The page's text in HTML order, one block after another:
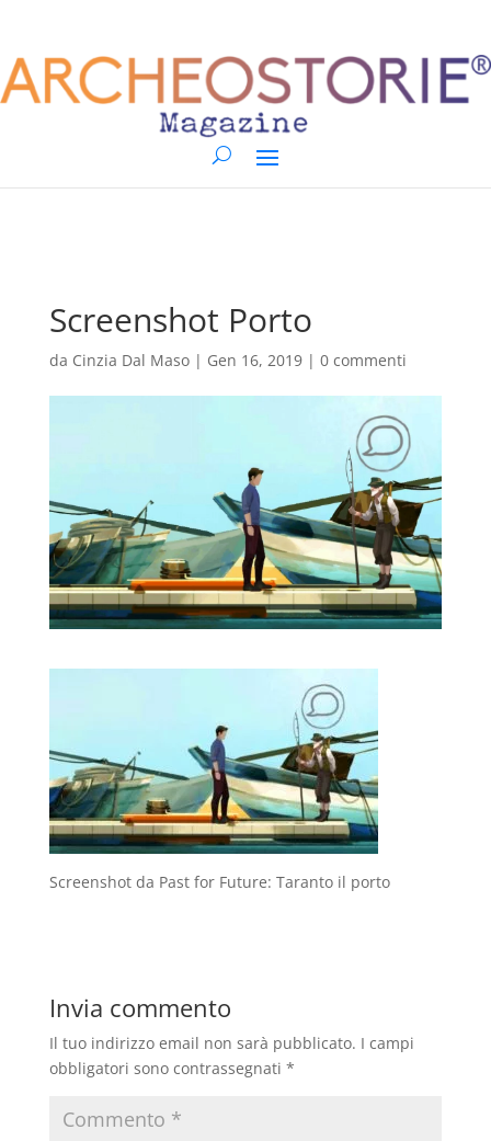
Screenshot Porto
da Cinzia Dal Maso| Gen 16, 2019| 0 commenti
Screenshot da Past for Future: Taranto il porto
Invia commento
Il tuo indirizzo email non sarà pubblicato. I campi
obbligatori sono contrassegnati *